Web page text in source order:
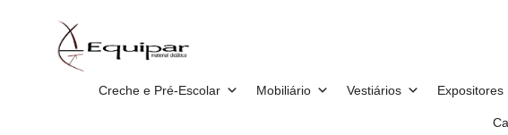
Creche e Pré-Escolar Mobiliário Vestiários Expositores